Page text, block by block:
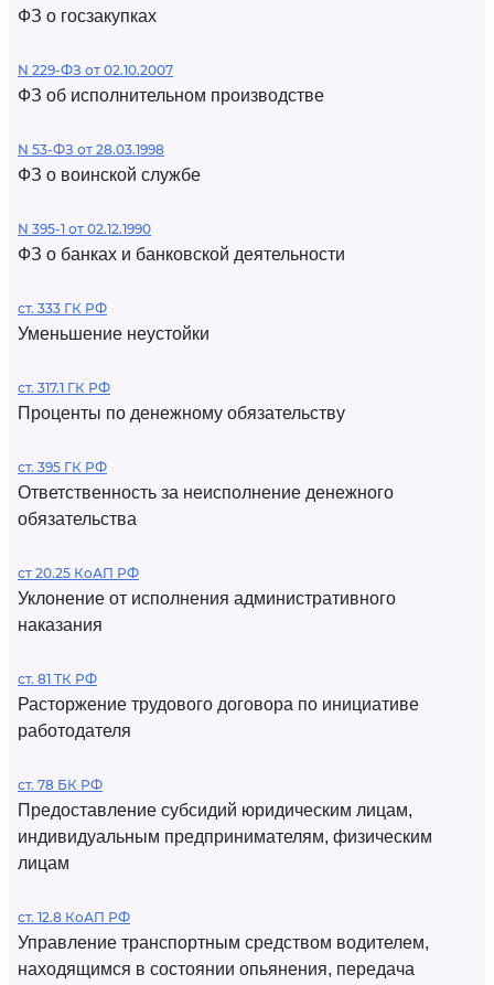
ФЗ о госзакупках
N 229-ФЗ от 02.10.2007
ФЗ об исполнительном производстве
N 53-ФЗ от 28.03.1998
ФЗ о воинской службе
N 395-1 от 02.12.1990
ФЗ о банках и банковской деятельности
ст. 333 ГК РФ
Уменьшение неустойки
ст. 317.1 ГК РФ
Проценты по денежному обязательству
ст. 395 ГК РФ
Ответственность за неисполнение денежного
обязательства
ст 20.25 КоАП РФ
Уклонение от исполнения административного
наказания
ст. 81 ТК РФ
Расторжение трудового договора по инициативе
работодателя
ст. 78 БК РФ
Предоставление субсидий юридическим лицам,
индивидуальным предпринимателям, физическим
лицам
ст. 12.8 КоАП РФ
Управление транспортным средством водителем,
находящимся в состоянии опьянения, передача